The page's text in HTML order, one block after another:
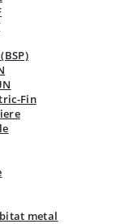
Fin
metal